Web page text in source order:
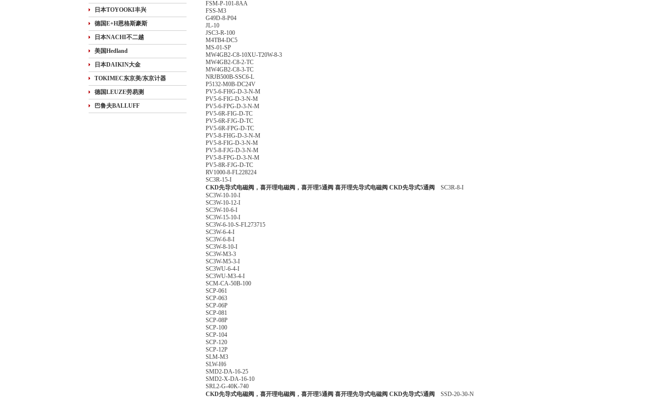
日本TOYOOKI丰兴
德国E+H恩格斯豪斯
日本NACHI不二越
美国Hedland
日本DAIKIN大金
TOKIMEC东京美/东京计器
德国LEUZE劳易测
巴鲁夫BALLUFF
FSM-P-101-8AA
FSS-M3
G49D-8-P04
JL-10
JSC3-R-100
M4TB4-DC5
MS-01-SP
MW4GB2-C8-10XU-T20W-8-3
MW4GB2-C8-2-TC
MW4GB2-C8-3-TC
NRJB500B-SSC6-L
P5132-M0B-DC24V
PV5-6-FHG-D-3-N-M
PV5-6-FIG-D-3-N-M
PV5-6-FPG-D-3-N-M
PV5-6R-FIG-D-TC
PV5-6R-FJG-D-TC
PV5-6R-FPG-D-TC
PV5-8-FHG-D-3-N-M
PV5-8-FIG-D-3-N-M
PV5-8-FJG-D-3-N-M
PV5-8-FPG-D-3-N-M
PV5-8R-FJG-D-TC
RV1000-8-FL228224
SC3R-15-I
CKD先导式电磁阀，喜开理电磁阀，喜开理5通阀 喜开理先导式电磁阀 CKD先导式5通阀 SC3R-8-I
SC3W-10-10-I
SC3W-10-12-I
SC3W-10-6-I
SC3W-15-10-I
SC3W-6-10-S-FL273715
SC3W-6-4-I
SC3W-6-8-I
SC3W-8-10-I
SC3W-M3-3
SC3W-M5-3-I
SC3WU-6-4-I
SC3WU-M3-4-I
SCM-CA-50B-100
SCP-061
SCP-063
SCP-06P
SCP-081
SCP-08P
SCP-100
SCP-104
SCP-120
SCP-12P
SLM-M3
SLW-H6
SMD2-DA-16-25
SMD2-X-DA-16-10
SRL2-G-40K-740
CKD先导式电磁阀，喜开理电磁阀，喜开理5通阀 喜开理先导式电磁阀 CKD先导式5通阀 SSD-20-30-N